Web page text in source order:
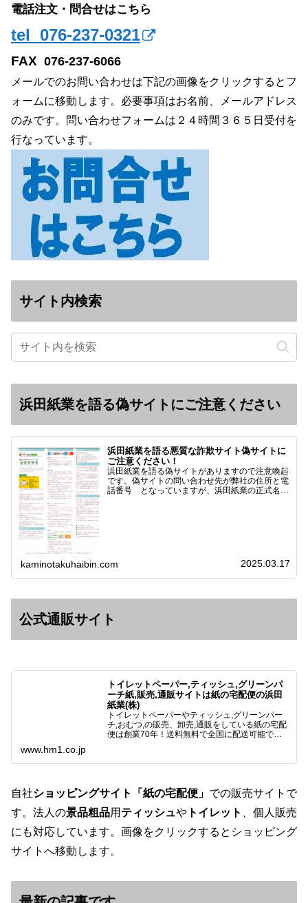
電話注文・問合せはこちら
tel 076-237-0321
FAX 076-237-6066
メールでのお問い合わせは下記の画像をクリックするとフ
ォームに移動します。必要事項はお名前、メールアドレス
のみです。問い合わせフォームは２４時間３６５日受付を
行なっています。
サイト内検索
浜田紙業を語る偽サイトにご注意ください
浜田紙業を語る悪質な詐欺サイト偽サイトに
ご注意ください！
浜田紙業を語る偽サイトがありますので注意喚起
です。偽サイトの問い合わせ先が弊社の住所と電
話番号 となっていますが、浜田紙業の正式名称
kaminotakuhaibin.com 2025.03.17
公式通販サイト
トイレットペーパー,ティッシュ,グリーンパ
ーチ紙,販売,通販サイトは紙の宅配便の浜田
紙業(株)
トイレットペーパーやティッシュ,グリーンパー
チ,おむつ,の販売、卸売,通販をしている紙の宅配
便は創業70年！送料無料で全国に配送可能で
様と歩んでまいりま…
www.hm1.co.jp
自社ショッピングサイト「紙の宅配便」 での販売サイトで
す。法人の景品粗品用 ティッシュや トイレット
、個人販売
にも対応しています。画像をクリックするとショッピング
サイトへ移動します。